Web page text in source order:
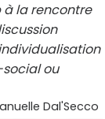
à la rencontre
ou
Dal'Secco